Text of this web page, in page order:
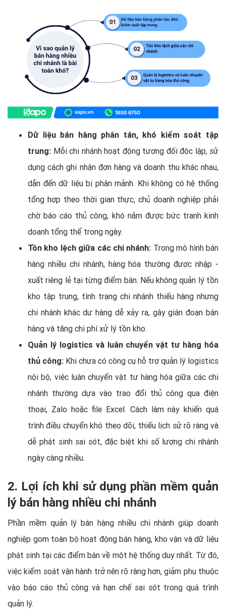
Dữ liệu bán hàng phân tán, khó kiểm soát tập
trung: Mỗi chi nhánh hoạt động tương đối độc lập, sử
dụng cách ghi nhận đơn hàng và doanh thu khác nhau,
dẫn đến dữ liệu bị phân mảnh. Khi không có hệ thống
tổng hợp theo thời gian thực, chủ doanh nghiệp phải
chờ báo cáo thủ công, khó nắm được bức tranh kinh
doanh tổng thể trong ngày.
Tồn kho lệch giữa các chi nhánh: Trong mô hình bán
hàng nhiều chi nhánh, hàng hóa thường được nhập -
xuất riêng lẻ tại từng điểm bán. Nếu không quản lý tồn
kho tập trung, tình trạng chi nhánh thiếu hàng nhưng
chi nhánh khác dư hàng dễ xảy ra, gây gián đoạn bán
hàng và tăng chi phí xử lý tồn kho.
Quản lý logistics và luân chuyển vật tư hàng hóa
thủ công: Khi chưa có công cụ hỗ trợ quản lý logistics
nội bộ, việc luân chuyển vật tư hàng hóa giữa các chi
nhánh thường dựa vào trao đổi thủ công qua điện
thoại, Zalo hoặc file Excel. Cách làm này khiến quá
trình điều chuyển khó theo dõi, thiếu lịch sử rõ ràng và
dễ phát sinh sai sót, đặc biệt khi số lượng chi nhánh
ngày càng nhiều.
2. Lợi ích khi sử dụng phần mềm quản
lý bán hàng nhiều chi nhánh
Phần mềm quản lý bán hàng nhiều chi nhánh giúp doanh
nghiệp gom toàn bộ hoạt động bán hàng, kho vận và dữ liệu
phát sinh tại các điểm bán về một hệ thống duy nhất. Từ đó,
việc kiểm soát vận hành trở nên rõ ràng hơn, giảm phụ thuộc
vào báo cáo thủ công và hạn chế sai sót trong quá trình
quản lý.